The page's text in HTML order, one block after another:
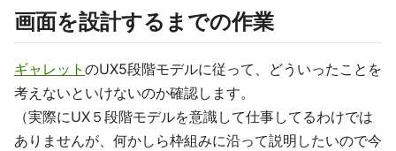
画面を設計するまでの作業
ギャレット のUX5段階モデルに従って、どういったことを
考えないといけないのか確認します。
（実際にUX５段階モデルを意識して仕事してるわけでは
ありませんが、何かしら枠組みに沿って説明したいので今